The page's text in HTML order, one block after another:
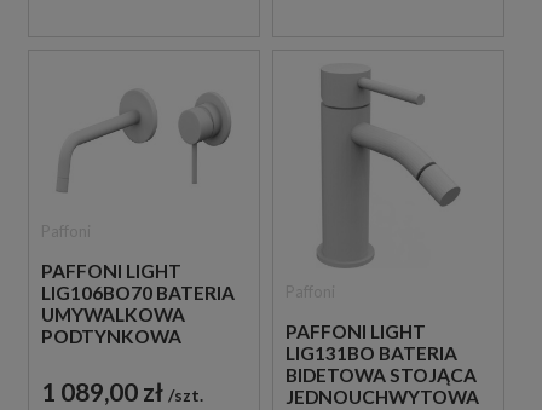
PAFFONI LIGHT
LIG106BO70 BATERIA
UMYWALKOWA
PODTYNKOWA
BIAŁA
1 089,00 zł szt.
PAFFONI LIGHT
LIG131BO BATERIA
BIDETOWA STOJĄCA
JEDNOUCHWYTOWA